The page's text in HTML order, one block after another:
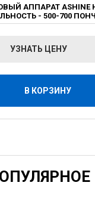
АППАРАТ ASHINE
- 500-700
УЗНАТЬ ЦЕНУ
В КОРЗИНУ